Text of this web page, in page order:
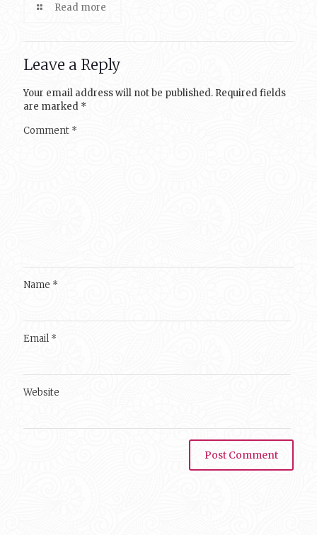
Read more
Leave a Reply
Your email address will not be published. Required fields
are marked *
Comment *
Name *
Email*
Website